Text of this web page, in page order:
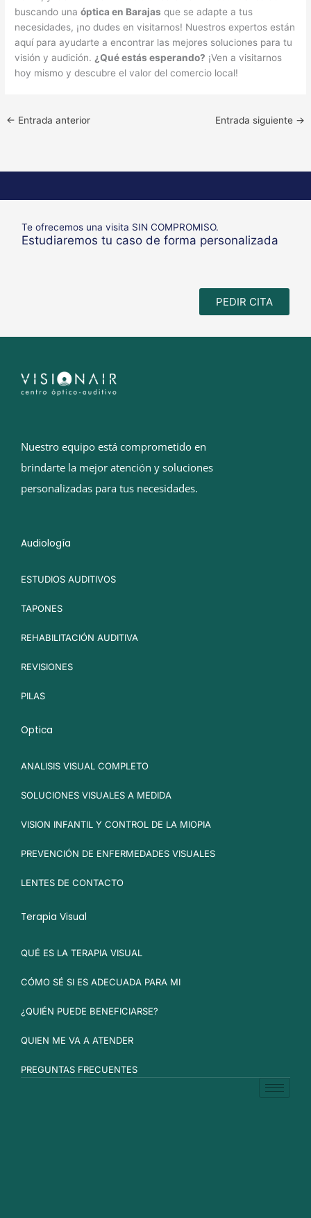
buscando unaóptica en Barajas que se adapte a tus
necesidades, ¡no dudes en visitarnos! Nuestros expertos están
aquí para ayudarte a encontrar las mejores soluciones para tu
visión y audición. ¿Qué estás esperando? ¡Ven a visitarnos
hoy mismo y descubre el valor del comercio local!
← Entrada anterior Entrada siguiente →
Te ofrecemos una visita SIN COMPROMISO.
Estudiaremos tu caso de forma personalizada
PEDIR CITA
Nuestro equipo está comprometido en
brindarte la mejor atención y soluciones
personalizadas para tus necesidades.
Audiología
ESTUDIOS AUDITIVOS
TAPONES
REHABILITACIÓN AUDITIVA
REVISIONES
PILAS
Optica
ANALISIS VISUAL COMPLETO
SOLUCIONES VISUALES A MEDIDA
VISION INFANTIL Y CONTROL DE LA MIOPIA
PREVENCIÓN DE ENFERMEDADES VISUALES
LENTES DE CONTACTO
Terapia Visual
QUÉ ES LA TERAPIA VISUAL
CÓMO SÉ SI ES ADECUADA PARA MI
¿QUIÉN PUEDE BENEFICIARSE?
QUIEN ME VA A ATENDER
PREGUNTAS FRECUENTES